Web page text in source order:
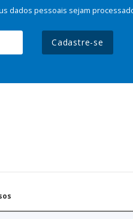
dados pessoais sejam
Cadastre-se